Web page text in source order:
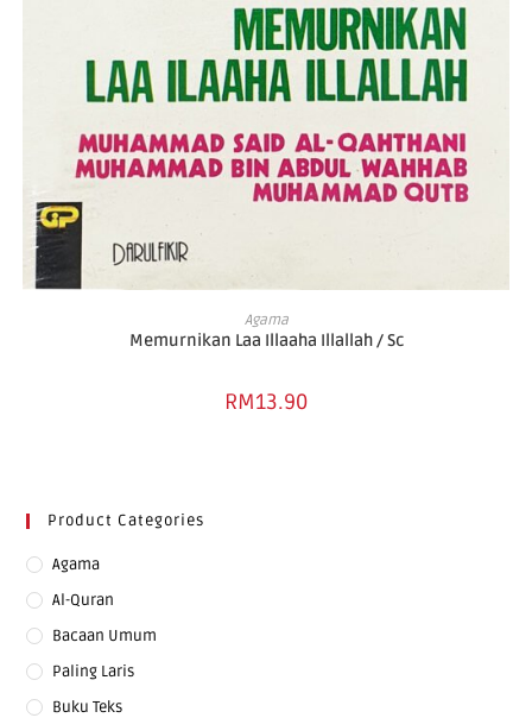
ADD TO CART
Agama
Memurnikan Laa Illaaha Illallah / Sc
RM13.90
Product Categories
Agama
Al-Quran
Bacaan Umum
Paling Laris
Buku Teks